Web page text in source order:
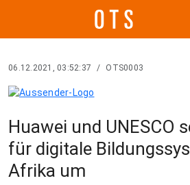
06.12.2021, 03:52:37 / OTS0003
Huawei und UNESCO
für digitale
Afrika um